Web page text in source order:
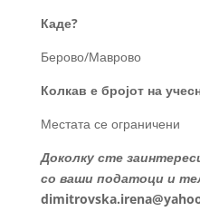
Каде?
Берово/Маврово
Колкав е бројот на
Местата се ограничени
Доколку сте
со ваши податоци и